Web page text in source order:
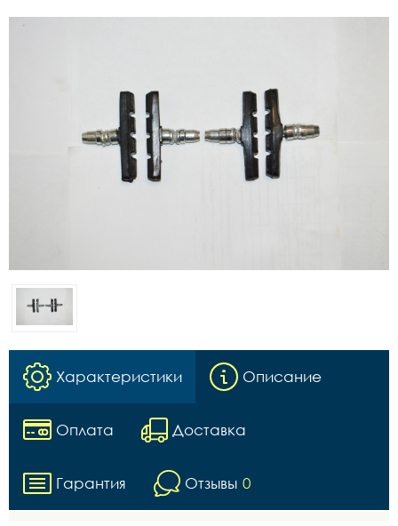
Характеристики Описание
Оплата Доставка
Гарантия Отзывы 0